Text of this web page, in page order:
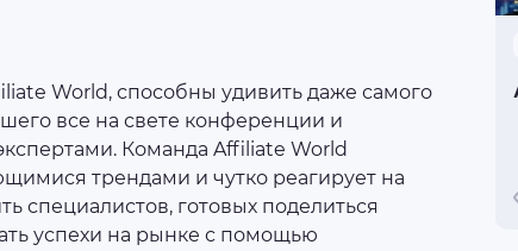
World, способны удивить даже самого
все на свете конференции и
Команда Affiliate World
трендами и чутко реагирует на
специалистов, готовых поделиться
успехи на рынке с помощью